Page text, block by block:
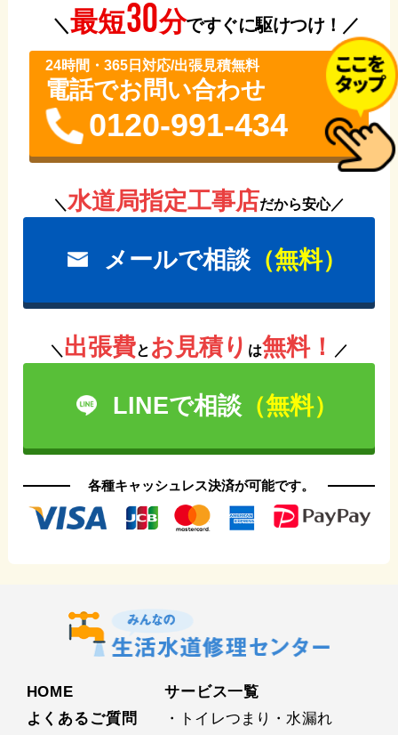
＼最短30分ですぐに駆けつけ！／
24時間・365⽇対応/出張見積無料
電話でお問い合わせ
0120-991-434
＼ 水道局指定工事店だから安心／
メールで相談（無料）
＼ 出張費と お見積り は無料！ ／
LINEで相談（無料）
各種キャッシュレス決済が可能です。
HOME
よくあるご質問
サービス⼀覧
・トイレつまり・水漏れ